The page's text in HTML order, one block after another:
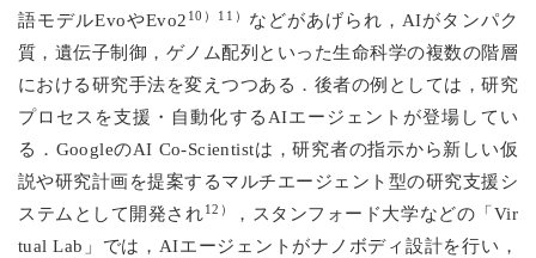
語モデルEvoやEvo2 10）11）
などがあげられ，AIがタンパク
質，遺伝子制御，ゲノム配列といった生命科学の複数の階層
における研究手法を変えつつある．後者の例としては，研究
プロセスを支援・自動化するAIエージェントが登場してい
る．GoogleのAI Co-Scientistは，研究者の指示から新しい仮
説や研究計画を提案するマルチエージェント型の研究支援シ
ステムとして開発され12）
，スタンフォード大学などの「Vir
tual Lab」では，AIエージェントがナノボディ設計を行い，